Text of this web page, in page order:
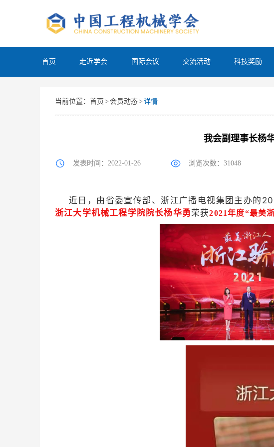
首页 走近学会 国际会议 交流活动 科技奖励
当前位置： 首页 > 会员动态> 详情
我会副理事长杨
发表时间：2022-01-26 浏览次数：31048
近日，由省委宣传部、浙江广播电视集团主办的
浙江大学机械工程学院院长杨华勇荣获2021年度“最美